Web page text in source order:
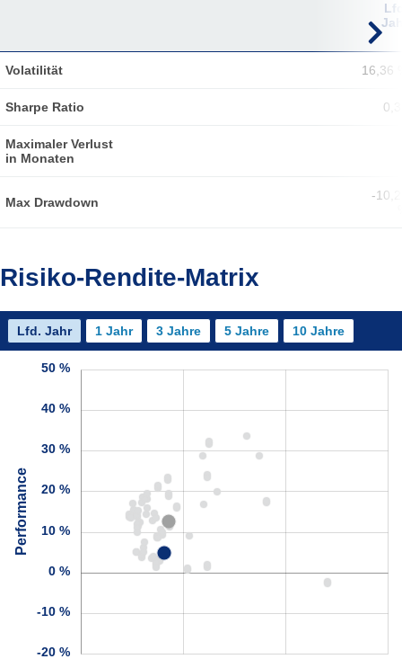
Volatilität 16,36
Sharpe Ratio
Maximaler Verlust
in Monaten
Max Drawdown
-
Risiko-Rendite-Matrix
Lfd. Jahr 1 Jahr 3 Jahre 5 Jahre 10 Jahre
-20 %
-10 %
0 %
10 %
20 %
30 %
40 %
50 %
Performance